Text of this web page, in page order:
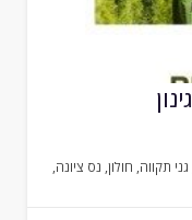
,חולון,נס ציונה,